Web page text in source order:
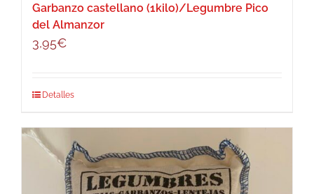
Garbanzo castellano (1kilo)/Legumbre Pico
del Almanzor
3,95€
Detalles